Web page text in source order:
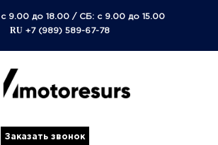
9.00 до 18.00/ СБ: с 9.00 до 15.00
RU +7 (989) 589-67-78
Заказать звонок